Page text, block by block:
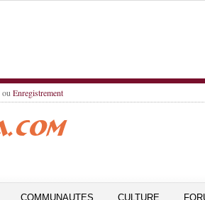
ou Enregistrement
COMMUNAUTES CULTURE